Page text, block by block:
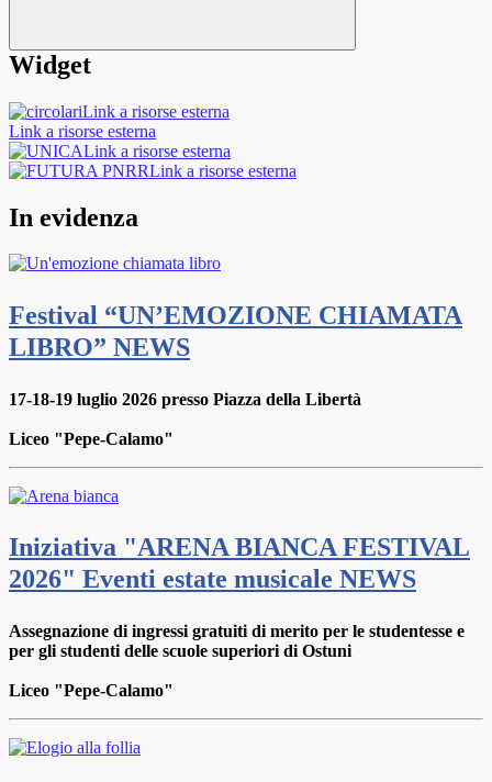
Widget
Link a risorse esterna
Link a risorse esterna
Link a risorse esterna
Link a risorse esterna
In evidenza
Festival “UN’EMOZIONE CHIAMATA
LIBRO” NEWS
17-18-19 luglio 2026 presso Piazza della Libertà
Liceo "Pepe-Calamo"
Iniziativa "ARENA BIANCA FESTIVAL
2026" Eventi estate musicale NEWS
Assegnazione di ingressi gratuiti di merito per le studentesse e
per gli studenti delle scuole superiori di Ostuni
Liceo "Pepe-Calamo"